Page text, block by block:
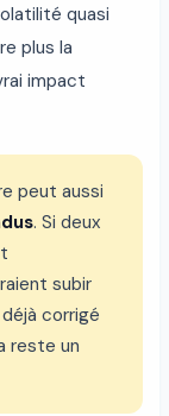
quasi
plus la
impact
peut aussi
. Si deux
subir
corrigé
reste un